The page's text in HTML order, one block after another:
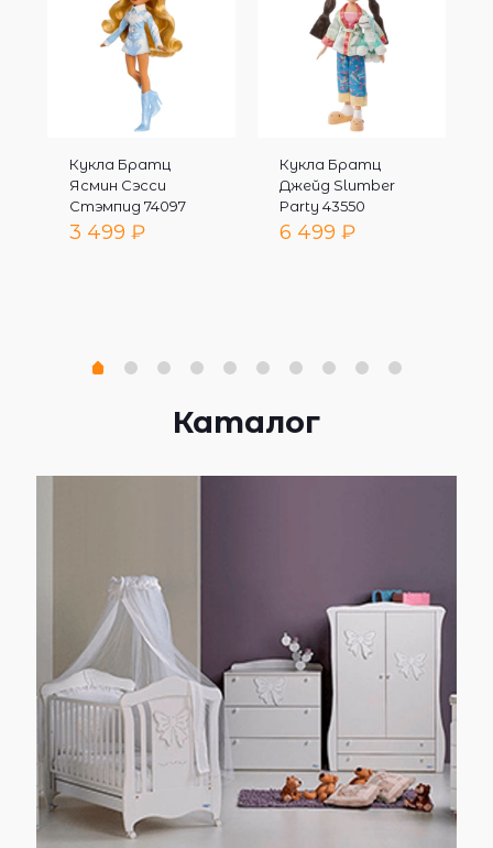
Кукла Братц
Ясмин Сэсси
Стэмпид 74097
3 499 ₽
Кукла Братц
Джейд Slumber
Party 43550
6 499 ₽
Каталог